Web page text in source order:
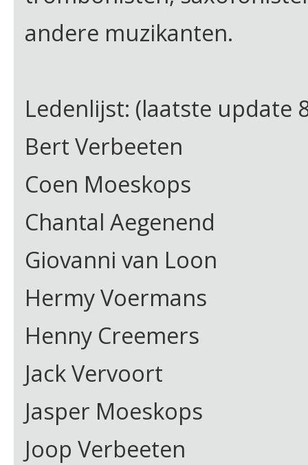
andere muzikanten.
Ledenlijst: (laatste update
Bert Verbeeten
Coen Moeskops
Chantal Aegenend
Giovanni van Loon
Hermy Voermans
Henny Creemers
Jack Vervoort
Jasper Moeskops
Joop Verbeeten